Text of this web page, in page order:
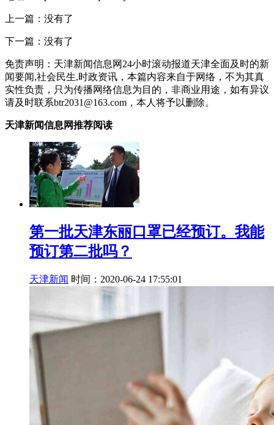
上一篇：没有了
下一篇：没有了
免责声明：天津新闻信息网24小时滚动报道天津全面及时的新
闻要闻,社会民生,时政资讯，本篇内容来自于网络，不为其真
实性负责，只为传播网络信息为目的，非商业用途，如有异议
请及时联系btr2031@163.com，本人将予以删除。
天津新闻信息网推荐阅读
第一批天津东丽口罩已经预订。我能
预订第二批吗？
天津新闻 时间：2020-06-24 17:55:01